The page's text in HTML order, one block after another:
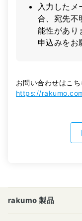
入力したメ
合、宛先不
能性があり
申込みをお
お問い合わせはこち
https://
rakumo 製品